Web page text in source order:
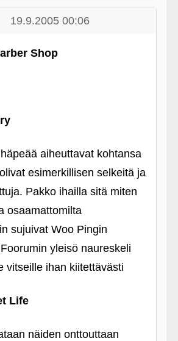
19.9.2005 00:06
Shop
aiheuttavat kohtansa
esimerkillisen selkeitä ja
Pakko ihailla sitä miten
osaamattomilta
sujuivat Woo Pingin
yleisö naureskeli
vitseille ihan kiitettävästi
Life
näiden onttouttaan